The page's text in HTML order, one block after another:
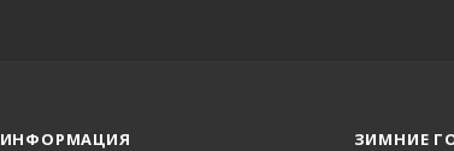
ИНФОРМАЦИЯ
ЗИМНИЕ